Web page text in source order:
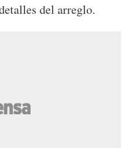
del arreglo.